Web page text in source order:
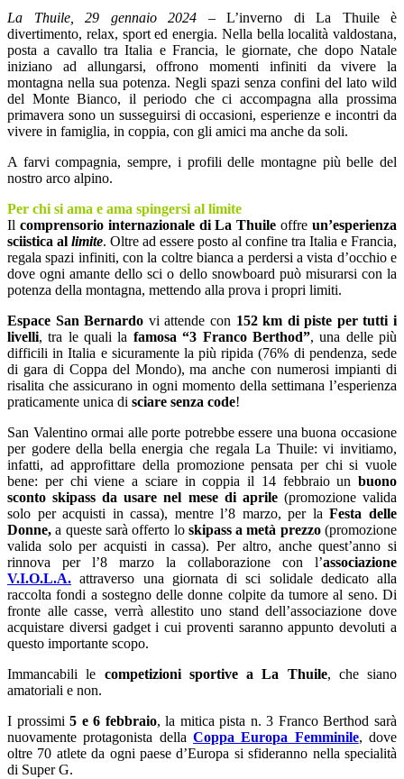
La Thuile, 29 gennaio 2024 – L’inverno di La Thuile è
divertimento, relax, sport ed energia. Nella bella località valdostana,
posta a cavallo tra Italia e Francia, le giornate, che dopo Natale
iniziano ad allungarsi, offrono momenti infiniti da vivere la
montagna nella sua potenza. Negli spazi senza confini del lato wild
del Monte Bianco, il periodo che ci accompagna alla prossima
primavera sono un susseguirsi di occasioni, esperienze e incontri da
vivere in famiglia, in coppia, con gli amici ma anche da soli.
A farvi compagnia, sempre, i profili delle montagne più belle del
nostro arco alpino.
Per chi si ama e ama spingersi al limite
Il comprensorio internazionale di La Thuile offreun’esperienza
sciistica al limite. Oltre ad essere posto al confine tra Italia e Francia,
regala spazi infiniti, con la coltre bianca a perdersi a vista d’occhio e
dove ogni amante dello sci o dello snowboard può misurarsi con la
potenza della montagna, mettendo alla prova i propri limiti.
Espace San Bernardo vi attende con 152 km di piste per tutti i
livelli, tra le quali la famosa “3 Franco Berthod”, una delle più
difficili in Italia e sicuramente la più ripida (76% di pendenza, sede
di gara di Coppa del Mondo), ma anche con numerosi impianti di
risalita che assicurano in ogni momento della settimana l’esperienza
praticamente unica di sciare senza code!
San Valentino ormai alle porte potrebbe essere una buona occasione
per godere della bella energia che regala La Thuile: vi invitiamo,
infatti, ad approfittare della promozione pensata per chi si vuole
bene: per chi viene a sciare in coppia il 14 febbraio un buono
sconto skipass da usare nel mese di aprile(promozione valida
solo per acquisti in cassa), mentre l’8 marzo, per laFesta delle
Donne, a queste sarà offerto lo skipass a metà prezzo(promozione
valida solo per acquisti in cassa). Per altro, anche quest’anno si
rinnova per l’8 marzo la collaborazione con l’associazione
V.I.O.L.A. attraverso una giornata di sci solidale dedicato alla
raccolta fondi a sostegno delle donne colpite da tumore al seno. Di
fronte alle casse, verrà allestito uno stand dell’associazione dove
acquistare diversi gadget i cui proventi saranno appunto devoluti a
questo importante scopo.
Immancabili le competizioni sportive a La Thuile, che siano
amatoriali e non.
I prossimi5 e 6 febbraio, la mitica pista n. 3 Franco Berthod sarà
nuovamente protagonista della Coppa Europa Femminile, dove
oltre 70 atlete da ogni paese d’Europa si sfideranno nella specialità
di Super G.